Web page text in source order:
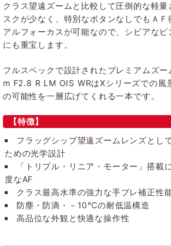
クラス望遠ズームと比較して圧倒的な軽量
スクが少なく、特別なボタンなしでもＡＦ
アルフォーカスが可能なので、シビアなピ
にも重宝します。
フルスペックで設計されたプレミアムズ
m F2.8 R LM OIS WRはXシリーズでの風
の可能性を一層広げてくれる一本です。
【特徴】
フラッグシップ望遠ズームレンズとし
ための光学設計
「トリプル・リニア・モーター」搭載
度なAF
クラス最高水準の強力な手ブレ補正性
防塵・防滴・－10℃の耐低温構造
高品位な外観と快適な操作性